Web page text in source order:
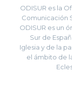
ODISUR es la
Comunicación
ODISUR es un
Sur de
Iglesia y de la
el ámbito de